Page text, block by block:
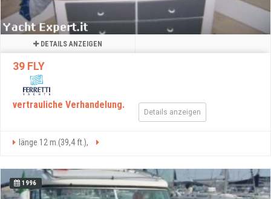
DETAILS ANZEIGEN
39 FLY
vertrauliche Verhandelung.
Details anzeigen
länge 12 m.(39,4 ft.),
1996